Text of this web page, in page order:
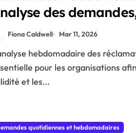
des
Planification
des
Fiona Caldwell Mar 11, 2026
pour les organisations
et les...
quotidiennes et hebdomadaires